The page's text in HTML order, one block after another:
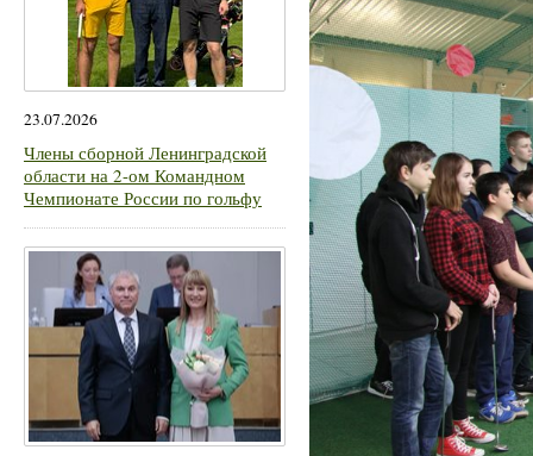
23.07.2026
Члены сборной Ленинградской
области на 2-ом Командном
Чемпионате России по гольфу